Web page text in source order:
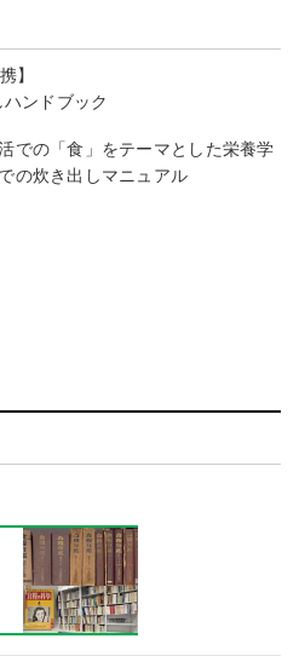
】
ンドブック
での「食」をテーマとした栄養学
の炊き出しマニュアル